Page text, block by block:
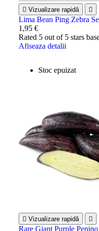
 Vizualizare rapidă 
Lima Bean Ping Zebra
1,95 €
Rated 5 out of 5 stars
Afiseaza detalii
Stoc epuizat
 Vizualizare rapidă 
Rare Giant Purple